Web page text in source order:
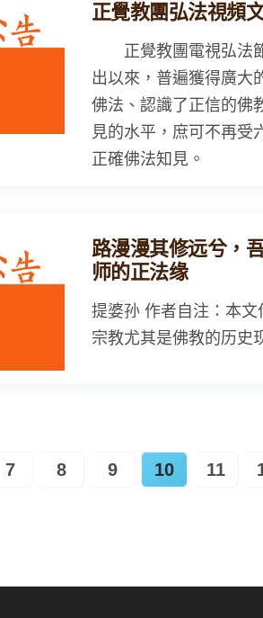
正覺教團弘法視頻
正覺教團電視弘法節
出以來，普遍獲得廣大
佛法、認識了正信的佛
見的水平，庶可不再受
正確佛法知見。
路漫漫其修远兮，
师的正法缘
提婆孙 作者自注：本
宗教尤其是佛教的历史
7 8 9 10 11